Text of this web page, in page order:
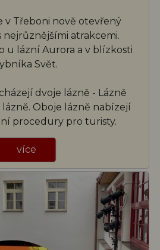
v Třeboni nově otevřený
nejrůznějšími atrakcemi.
u lázní Aurora a v blízkosti
Svět.
dvoje lázně - Lázně
Oboje lázně nabízejí
procedury pro turisty.
více